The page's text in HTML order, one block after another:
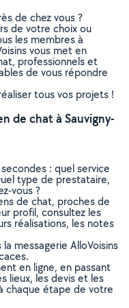
de chez vous ?
de votre choix ou
les membres à
vous met en
professionnels et
de vous répondre
tous vos projets !
de chat à Sauvigny-
: quel service
type de prestataire,
vous ?
de chat, proches de
profil, consultez les
réalisations, les notes
messagerie AlloVoisins
en ligne, en passant
lieux, les devis et les
chaque étape de votre